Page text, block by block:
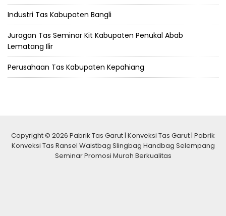
Industri Tas Kabupaten Bangli
Juragan Tas Seminar Kit Kabupaten Penukal Abab
Lematang Ilir
Perusahaan Tas Kabupaten Kepahiang
Copyright © 2026 Pabrik Tas Garut | Konveksi Tas Garut | Pabrik
Konveksi Tas Ransel Waistbag Slingbag Handbag Selempang
Seminar Promosi Murah Berkualitas